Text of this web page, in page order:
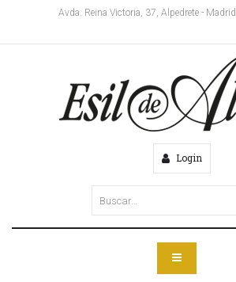
Avda. Reina Victoria, 37, Alpedrete - Madrid
Login